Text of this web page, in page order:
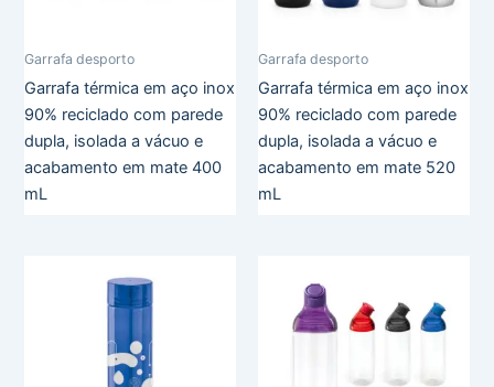
Garrafa desporto
Garrafa térmica em aço inox
90% reciclado com parede
dupla, isolada a vácuo e
acabamento em mate 400
mL
Garrafa desporto
Garrafa térmica em aço inox
90% reciclado com parede
dupla, isolada a vácuo e
acabamento em mate 520
mL